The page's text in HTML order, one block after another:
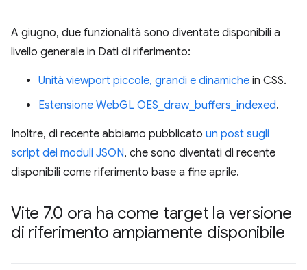
A giugno, due funzionalità sono diventate disponibili a
livello generale in Dati di riferimento:
Unità viewport piccole, grandi e dinamiche in CSS.
Estensione WebGL OES_draw_buffers_indexed.
Inoltre, di recente abbiamo pubblicato un post sugli
script dei moduli JSON, che sono diventati di recente
disponibili come riferimento base a fine aprile.
Vite 7.0 ora ha come target la versione
di riferimento ampiamente disponibile